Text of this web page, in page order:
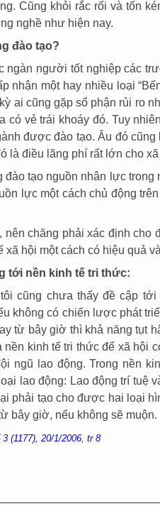
Cũng khỏi rắc rối và tốn
nghề như hiện nay.
đào tạo?
ngàn người tốt nghiệp các
nhận một hay nhiều loại
ai cũng gặp số phận rủi ro
có vẻ trái khoáy đó. Tuy
được đào tạo. Âu đó
là điều lãng phí rất lớn cho
tạo nguồn nhân lực trong
lực một cách chủ động
nên chăng phải xác định cho
xã hội một cách có hiệu quả
tới nền kinh tế tri thức:
cũng chưa thấy đề cập
không có chiến lược phát
từ bây giờ thì khả năng tụt
nền kinh tế tri thức để xã hội
ngũ lao động. Trong nền
lao động: Lao động trí tuệ
phải tạo cho được hai loại
bây giờ, nếu không sẽ muộn.
(1177), 20/1/2006, tr 8